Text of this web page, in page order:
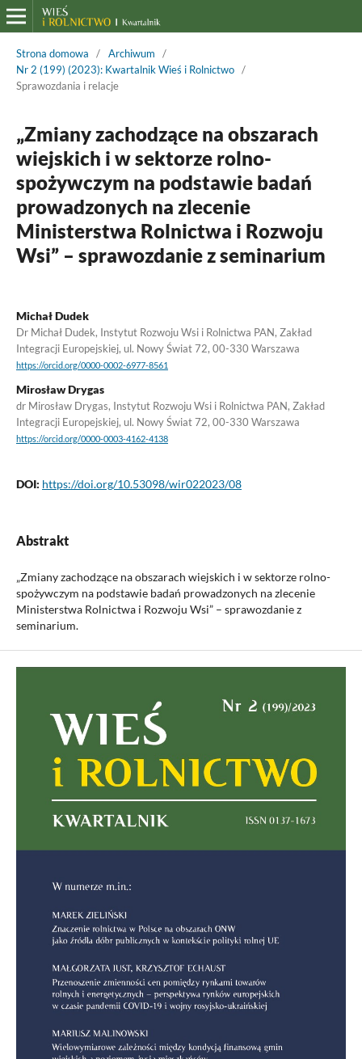
Strona domowa / Archiwum
/
Nr 2 (199) (2023): Kwartalnik Wieś i Rolnictwo /
Sprawozdania i relacje
„Zmiany zachodzące na obszarach
wiejskich i w sektorze rolno-
spożywczym na podstawie badań
prowadzonych na zlecenie
Ministerstwa Rolnictwa i Rozwoju
Wsi” – sprawozdanie z seminarium
Michał Dudek
Dr Michał Dudek, Instytut Rozwoju Wsi i Rolnictwa PAN, Zakład
Integracji Europejskiej, ul. Nowy Świat 72, 00-330 Warszawa
https://orcid.org/0000-0002-6977-8561
Mirosław Drygas
dr Mirosław Drygas, Instytut Rozwoju Wsi i Rolnictwa PAN, Zakład
Integracji Europejskiej, ul. Nowy Świat 72, 00-330 Warszawa
https://orcid.org/0000-0003-4162-4138
DOI: https://doi.org/10.53098/wir022023/08
Abstrakt
„Zmiany zachodzące na obszarach wiejskich i w sektorze rolno-
spożywczym na podstawie badań prowadzonych na zlecenie
Ministerstwa Rolnictwa i Rozwoju Wsi” – sprawozdanie z
seminarium.